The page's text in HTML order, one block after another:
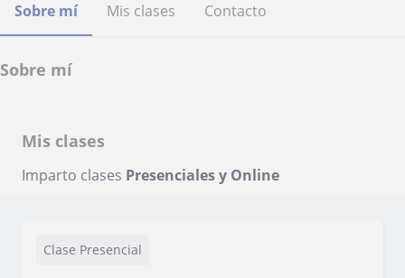
Sobre mí Mis clases Contacto
Sobre mí
Mis clases
Imparto clases Presenciales y Online
Clase Presencial